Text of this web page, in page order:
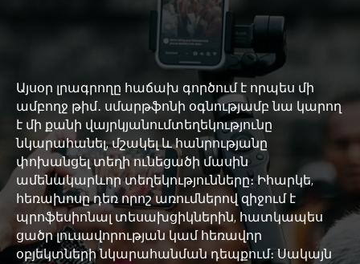
Այսօր լրագրողը հաճախ գործում է որպես մի
ամբողջ թիմ․ սմարթֆոնի օգնությամբ նա կարող
է մի քանի վայրկյանումտեղեկությունը
նկարահանել, մշակել և հանրությանը
փոխանցել տեղի ունեցածի մասին
ամենակարևոր տեղեկությունները։ Իհարկե,
հեռախոսը դեռ որոշ առումներով զիջում է
պրոֆեսիոնալ տեսախցիկներին, հատկապես
ցածր լուսավորության կամ հեռավոր
օբյեկտների նկարահանման դեպքում։ Սակայն